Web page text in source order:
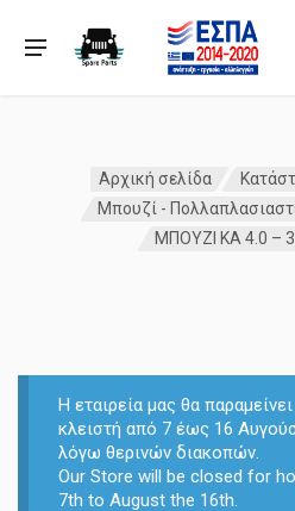
Αρχική σελίδα
Μπουζί -
ΜΠΟΥΖΙ KA 4.0 –
Η εταιρεία μας θα παραμείνει
κλειστή από 7 έως 16
λόγω θερινών διακοπών.
Our Store will be closed for
7th to August the 16th.